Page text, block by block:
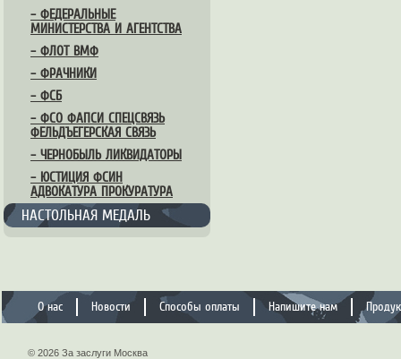
– ФЕДЕРАЛЬНЫЕ
МИНИСТЕРСТВА И АГЕНТСТВА
– ФЛОТ ВМФ
– ФРАЧНИКИ
– ФСБ
– ФСО ФАПСИ СПЕЦСВЯЗЬ
ФЕЛЬДЪЕГЕРСКАЯ СВЯЗЬ
– ЧЕРНОБЫЛЬ ЛИКВИДАТОРЫ
– ЮСТИЦИЯ ФСИН
АДВОКАТУРА ПРОКУРАТУРА
НАСТОЛЬНАЯ МЕДАЛЬ
О нас Новости Способы оплаты Напишите нам
© 2026 За заслуги Москва